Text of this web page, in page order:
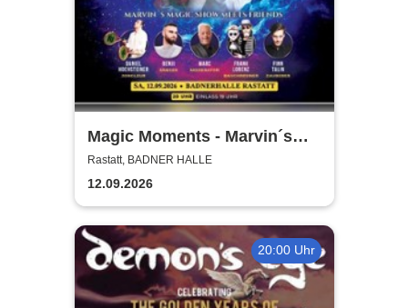
Magic Moments - Marvin´s
Magic Show meets friends /
Marvin Seib
Rastatt, BADNER HALLE
12.09.2026
20:00 Uhr